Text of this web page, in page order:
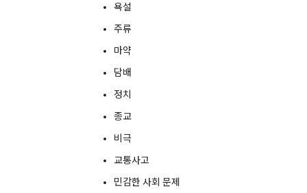
욕설
주류
마약
담배
정치
종교
비극
교통사고
민감한 사회 문제